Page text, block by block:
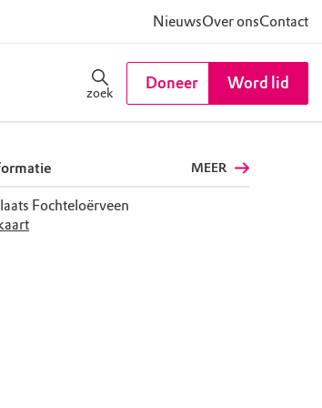
NieuwsOver onsContact
zoek
Doneer Word lid
MEER
Fochteloërveen